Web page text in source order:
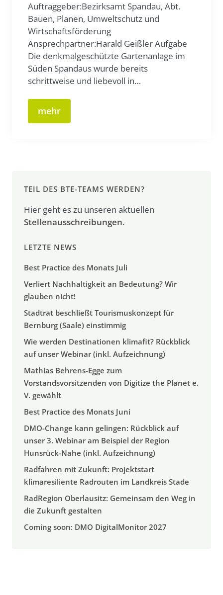
Auftraggeber:Bezirksamt Spandau, Abt.
Bauen, Planen, Umweltschutz und
Wirtschaftsförderung
Ansprechpartner:Harald Geißler Aufgabe
Die denkmalgeschützte Gartenanlage im
Süden Spandaus wurde bereits
schrittweise und liebevoll in…
mehr
TEIL DES BTE-TEAMS WERDEN?
Hier geht es zu unseren aktuellen
Stellenausschreibungen.
LETZTE NEWS
Best Practice des Monats Juli
Verliert Nachhaltigkeit an Bedeutung? Wir
glauben nicht!
Stadtrat beschließt Tourismuskonzept für
Bernburg (Saale) einstimmig
Wie werden Destinationen klimafit? Rückblick
auf unser Webinar (inkl. Aufzeichnung)
Mathias Behrens-Egge zum
Vorstandsvorsitzenden von Digitize the Planet e.
V. gewählt
Best Practice des Monats Juni
DMO-Change kann gelingen: Rückblick auf
unser 3. Webinar am Beispiel der Region
Hunsrück-Nahe (inkl. Aufzeichnung)
Radfahren mit Zukunft: Projektstart
klimaresiliente Radrouten im Landkreis Stade
RadRegion Oberlausitz: Gemeinsam den Weg in
die Zukunft gestalten
Coming soon: DMO DigitalMonitor 2027